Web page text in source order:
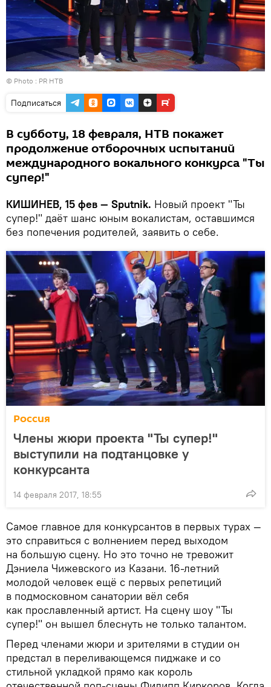
© Photo : PR НТВ
Подписаться
В субботу, 18 февраля, НТВ покажет
продолжение отборочных испытаний
международного вокального конкурса "Ты
супер!"
КИШИНЕВ, 15 фев — Sputnik. Новый проект "Ты
супер!" даёт шанс юным вокалистам, оставшимся
без попечения родителей, заявить о себе.
Россия
Члены жюри проекта "Ты супер!"
выступили на подтанцовке у
конкурсанта
14 февраля 2017, 18:55
Самое главное для конкурсантов в первых турах —
это справиться с волнением перед выходом
на большую сцену. Но это точно не тревожит
Дэниела Чижевского из Казани. 16-летний
молодой человек ещё с первых репетиций
в подмосковном санатории вёл себя
как прославленный артист. На сцену шоу "Ты
супер!" он вышел блеснуть не только талантом.
Перед членами жюри и зрителями в студии он
предстал в переливающемся пиджаке и со
стильной укладкой прямо как король